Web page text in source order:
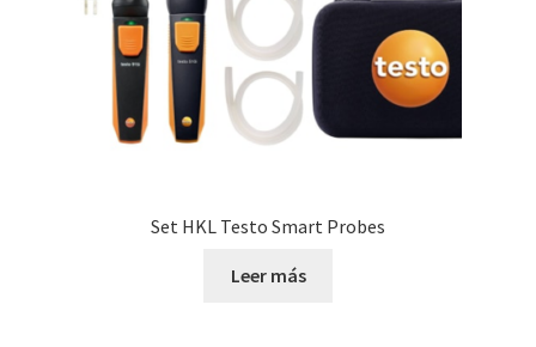
Set HKL Testo Smart Probes
Leer más